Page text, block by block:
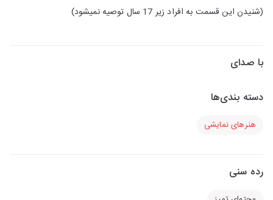
(شنیدن این قسمت به افراد زیر 17 سال توصیه نمیشود)
با صدای
دسته بندی‌ها
هنرهای نمایشی
رده سنی